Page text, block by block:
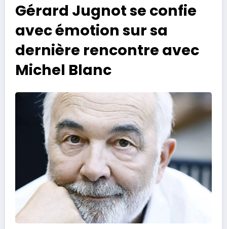
Gérard Jugnot se confie
avec émotion sur sa
dernière rencontre avec
Michel Blanc